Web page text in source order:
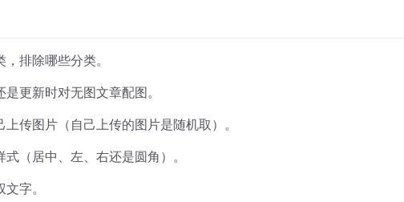
排除哪些分类。
更新时对无图文章配图。
传图片（自己上传的图片是随机取）。
（居中、左、右还是圆角）。
字。